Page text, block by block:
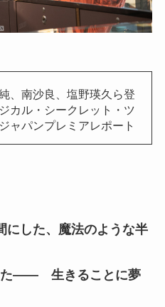
、南沙良、塩野瑛久ら登
カル・シークレット・ツ
ャパンプレミアレポート
にした、魔法のような半
た―― 生きることに夢